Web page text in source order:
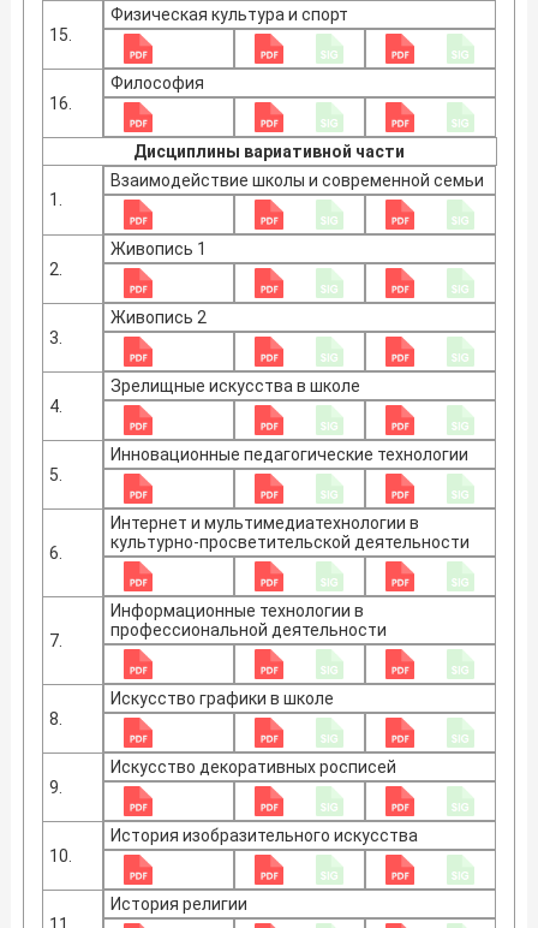
15.
Физическая культура и спорт
16.
Философия
Дисциплины вариативной части
1.
Взаимодействие школы и современной семьи
2.
Живопись 1
3.
Живопись 2
4.
Зрелищные искусства в школе
5.
Инновационные педагогические технологии
6.
Интернет и мультимедиатехнологии в
культурно-просветительской деятельности
7.
Информационные технологии в
профессиональной деятельности
8.
Искусство графики в школе
9.
Искусство декоративных росписей
10.
История изобразительного искусства
История религии